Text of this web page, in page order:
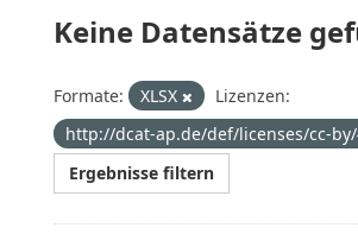
Keine Datensätze
Formate: XLSX
Lizenzen:
http://dcat-ap.de/def/licenses/cc-
Ergebnisse filtern